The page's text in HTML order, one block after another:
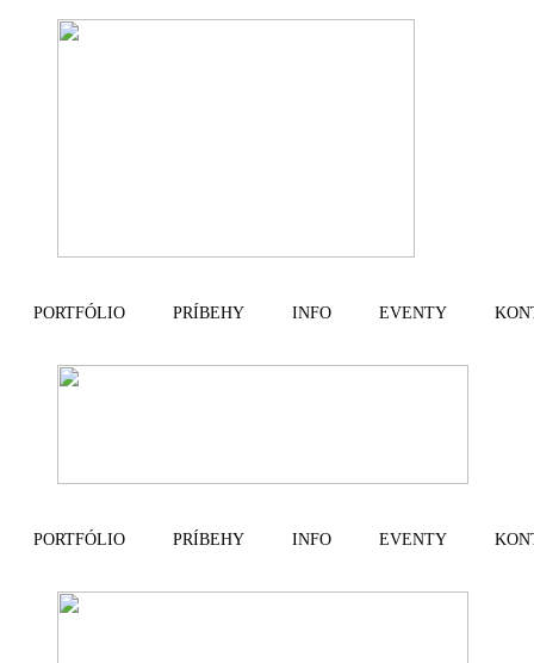
PORTFÓLIO PRÍBEHY INFO EVENTY
PORTFÓLIO PRÍBEHY INFO EVENTY